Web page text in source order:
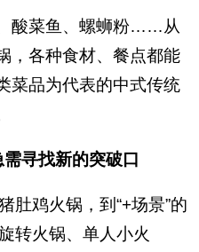
酸菜鱼、螺蛳粉……从
，各种食材、餐点都能
菜品为代表的中式传统
寻找新的突破口
肚鸡火锅，到“+场景”的
转火锅、单人小火